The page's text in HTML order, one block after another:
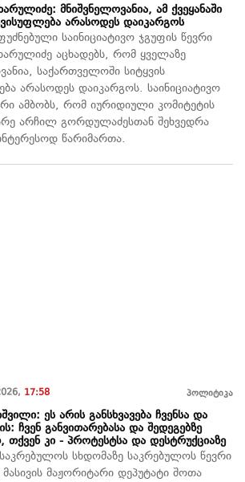
მნიშვნელოვანია, ამ ქვეყანაში
არასოდეს დაიკარგოს
საინიციატივო ჯგუფის წევრი
აცხადებს, რომ ყველაზე
საქართველოში სიტყვის
არასოდეს დაიკარგოს. საინიციატივო
ამბობს, რომ იურიდიული კომიტეტის
არჩილ გორდულაძესთან შეხვედრა
წარიმართა.
17:58 პოლიტიკა
ეს არის განსხვავება ჩვენსა და
ჩვენ განვითარებასა და შედეგებზე
თქვენ კი - პროტესტსა და დესტრუქციაზე
სხდომაზე საკრებულოს წევრი
მაჟორიტარი დეპუტატი შოთა